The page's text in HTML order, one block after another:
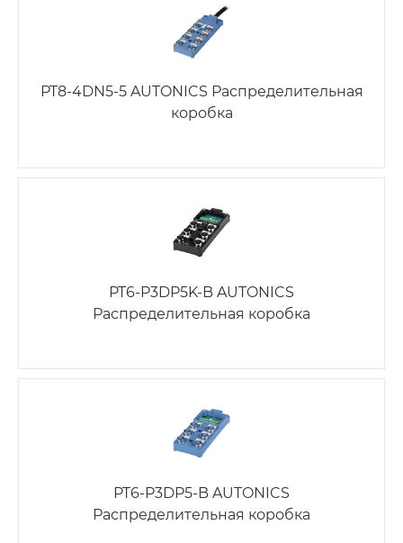
PT8-4DN5-5 AUTONICS Распределительная
коробка
PT6-P3DP5K-B AUTONICS
Распределительная коробка
PT6-P3DP5-B AUTONICS
Распределительная коробка